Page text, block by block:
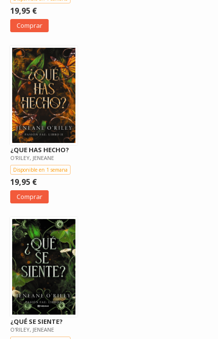
19,95 €
Comprar
¿QUE HAS HECHO?
O'RILEY, JENEANE
Disponible en 1 semana
19,95 €
Comprar
¿QUÉ SE SIENTE?
O'RILEY, JENEANE